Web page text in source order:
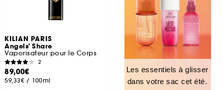
KILIAN PARIS
Angels' Share
Vaporisateur pour le Corps
2
89,00€
59,33€ / 100ml
Les essentiels à glisser
dans votre sac cet été.